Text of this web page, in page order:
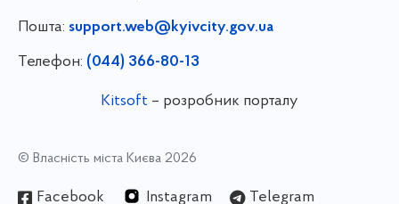
Пошта: support.web@kyivcity.gov.ua
Телефон: (044) 366-80-13
Kitsoft – розробник порталу
© Власність міста Києва 2026
Facebook Instagram Telegram